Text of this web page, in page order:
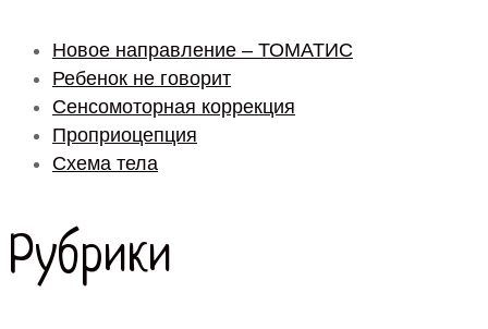
Новое направление – ТОМАТИС
Ребенок не говорит
Сенсомоторная коррекция
Проприоцепция
Схема тела
Рубрики